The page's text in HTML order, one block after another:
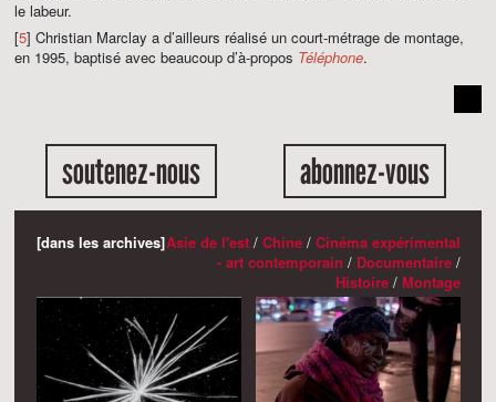
le labeur.
[5] Christian Marclay a d’ailleurs réalisé un court-métrage de montage,
en 1995, baptisé avec beaucoup d’à-propos Téléphone.
soutenez-nous abonnez-vous
[dans les archives]Asie de l'est/ Chine/ Cinéma expérimental
- art contemporain / Documentaire/
Histoire/ Montage